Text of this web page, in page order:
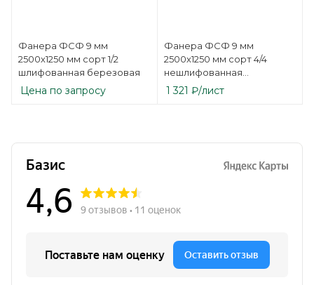
Фанера ФСФ 9 мм
2500х1250 мм сорт 1/2
шлифованная березовая
Цена по запросу
Фанера ФСФ 9 мм
2500х1250 мм сорт 4/4
нешлифованная
березовая
1 321 ₽/лист